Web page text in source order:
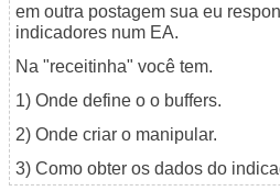
em outra postagem sua eu
indicadores num EA.
Na "receitinha" você tem.
1) Onde define o o buffers.
2) Onde criar o manipular.
3) Como obter os dados do